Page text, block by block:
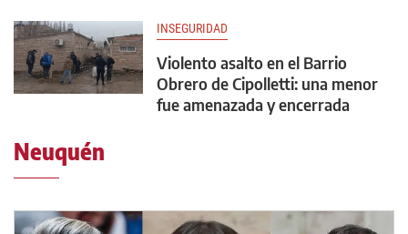
INSEGURIDAD
Violento asalto en el Barrio
Obrero de Cipolletti: una menor
fue amenazada y encerrada
Neuquén